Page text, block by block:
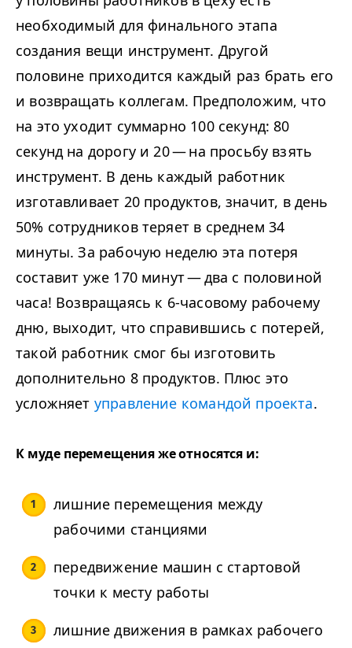
необходимый для финального этапа
создания вещи инструмент. Другой
половине приходится каждый раз брать его
и возвращать коллегам. Предположим, что
на это уходит суммарно 100секунд:80
секунд на дорогу и 20— на просьбу взять
инструмент. В день каждый работник
изготавливает 20продуктов, значит, в день
50% сотрудников теряет в среднем 34
минуты. За рабочую неделю эта потеря
составит уже 170минут — два с половиной
часа! Возвращаясь к 6‑часовому рабочему
дню, выходит, что справившись с потерей,
такой работник смог бы изготовить
дополнительно 8продуктов. Плюс это
усложняет управление командой проекта.
К муде перемещения же относятся и:
лишние перемещения между
рабочими станциями
передвижение машин с стартовой
точки к месту работы
лишние движения в рамках рабочего